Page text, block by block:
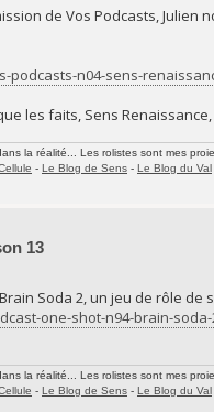
de Vos Podcasts,
podcasts-n04-sens-
les faits, Sens
la réalité... Les rolistes sont mes
- Le Blog de Sens - Le Blog du Val
13
Soda 2, un jeu de rôle de
one-shot-n94-brain-
la réalité... Les rolistes sont mes
- Le Blog de Sens - Le Blog du Val